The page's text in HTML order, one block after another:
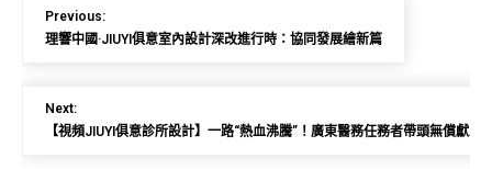
Previous:
理響中國·JIUYI俱意室內設計深改進行時：協同發展繪新篇
Next:
【視頻JIUYI俱意診所設計】一路“熱血沸騰”！廣東醫務任務者帶頭無償獻血